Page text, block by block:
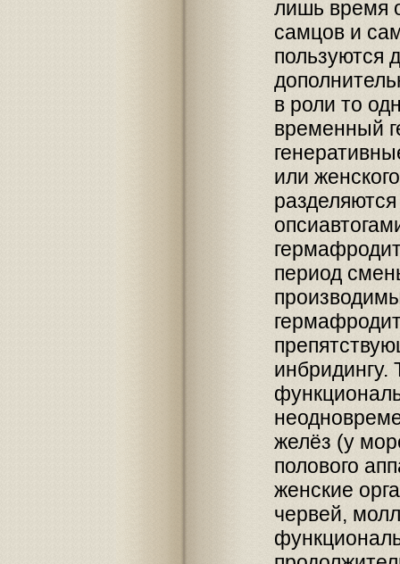
лишь время
самцов и
пользуются
в роли то
временный
или
период
инбридингу.
желёз (у
полового
женские
червей,